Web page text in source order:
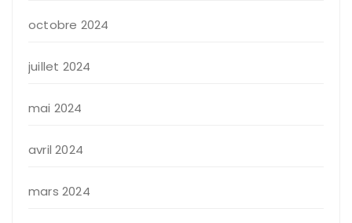
octobre 2024
juillet 2024
mai 2024
avril 2024
mars 2024